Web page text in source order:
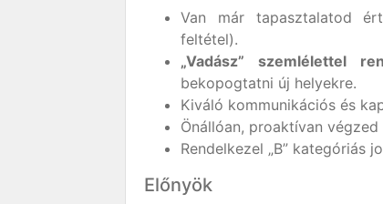
Van már tapasztalatod
feltétel).
„Vadász” szemlélettel
bekopogtatni új helyekre.
Kiváló kommunikációs és
Önállóan, proaktívan végzed
Rendelkezel „B” kategóriás
Előnyök